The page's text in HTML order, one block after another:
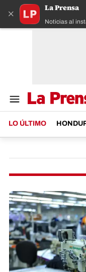
×
La Prensa
Noticias al
LO ÚLTIMO